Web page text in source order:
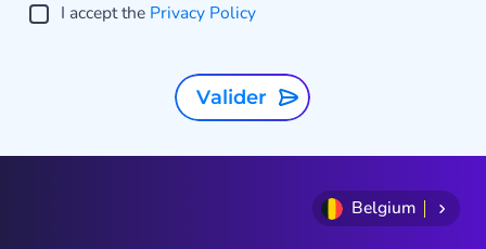
I accept the Privacy Policy
Valider
Belgium